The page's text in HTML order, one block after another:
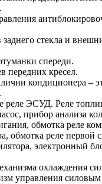
стекла и
спереди.
передних кресел.
кондиционера –
реле ЭСУД. Реле
прибор анализа
обмотка реле
обмотка реле первой
электронный
охлаждения
управления силовым